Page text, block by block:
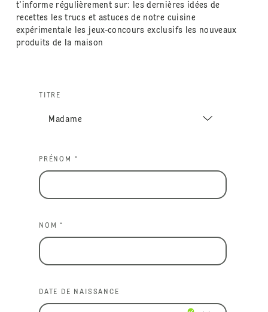
t'informe régulièrement sur: les dernières idées de
recettes les trucs et astuces de notre cuisine
expérimentale les jeux-concours exclusifs les nouveaux
produits de la maison
TITRE
PRÉNOM *
NOM *
DATE DE NAISSANCE